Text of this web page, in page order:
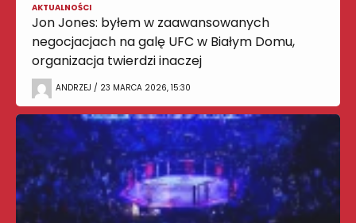
AKTUALNOŚCI
Jon Jones: byłem w zaawansowanych
negocjacjach na galę UFC w Białym Domu,
organizacja twierdzi inaczej
ANDRZEJ / 23 MARCA 2026, 15:30